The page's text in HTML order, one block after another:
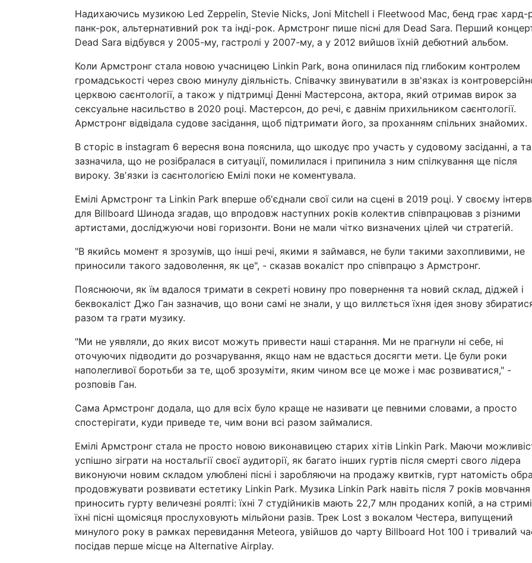
Надихаючись музикою Led Zeppelin, Stevie Nicks, Joni Mitchell і Fleetwood Mac, бенд грає хард-
панк-рок, альтернативний рок та інді-рок. Армстронг пише пісні для Dead Sara. Перший
Dead Sara відбувся у 2005-му, гастролі у 2007-му, а у 2012 вийшов їхній дебютний альбом.
Коли Армстронг стала новою учасницею Linkin Park, вона опинилася під глибоким контролем
громадськості через свою минулу діяльність. Співачку звинуватили в зв'язках із
церквою саєнтології, а також у підтримці Денні Мастерсона, актора, який отримав вирок за
сексуальне насильство в 2020 році. Мастерсон, до речі, є давнім прихильником саєнтології.
Армстронг відвідала судове засідання, щоб підтримати його, за проханням спільних знайомих.
В сторіс в instagram 6 вересня вона пояснила, що шкодує про участь у судовому засіданні, а
зазначила, що не розібралася в ситуації, помилилася і припинила з ним спілкування ще після
вироку. Звʼязки із саєнтологією Емілі поки не коментувала.
Емілі Армстронг та Linkin Park вперше об'єднали свої сили на сцені в 2019 році. У своєму
для Billboard Шинода згадав, що впродовж наступних років колектив співпрацював з різними
артистами, досліджуючи нові горизонти. Вони не мали чітко визначених цілей чи стратегій.
"В якийсь момент я зрозумів, що інші речі, якими я займався, не були такими захопливими, не
приносили такого задоволення, як це", - сказав вокаліст про співпрацю з Армстронг.
Пояснюючи, як їм вдалося тримати в секреті новину про повернення та новий склад, діджей і
беквокаліст Джо Ган зазначив, що вони самі не знали, у що виллється їхня ідея знову
разом та грати музику.
"Ми не уявляли, до яких висот можуть привести наші старання. Ми не прагнули ні себе, ні
оточуючих підводити до розчарування, якщо нам не вдасться досягти мети. Це були роки
наполегливої боротьби за те, щоб зрозуміти, яким чином все це може і має розвиватися," -
розповів Ган.
Сама Армстронг додала, що для всіх було краще не називати це певними словами, а просто
спостерігати, куди приведе те, чим вони всі разом займалися.
Емілі Армстронг стала не просто новою виконавицею старих хітів Linkin Park. Маючи
успішно зіграти на ностальгії своєї аудиторії, як багато інших гуртів після смерті свого лідера
виконуючи новим складом улюблені пісні і заробляючи на продажу квитків, гурт натомість
продовжувати розвивати естетику Linkin Park. Музика Linkin Park навіть після 7 років мовчання
приносить гурту величезні роялті: їхні 7 студійників мають 22,7 млн проданих копій, а на
їхні пісні щомісяця прослуховують мільйони разів. Трек Lost з вокалом Честера, випущений
минулого року в рамках перевидання Meteora, увійшов до чарту Billboard Hot 100 і тривалий
посідав перше місце на Alternative Airplay.